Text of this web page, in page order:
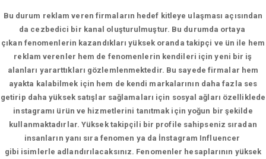
Bu durum reklam veren firmaların hedef kitleye ulaşması açısından
da cezbedici bir kanal oluşturulmuştur. Bu durumda ortaya
çıkan fenomenlerin kazandıkları yüksek oranda takipçi ve ün ile hem
reklam verenler hem de fenomenlerin kendileri için yeni bir iş
alanları yararttıkları gözlemlenmektedir. Bu sayede firmalar hem
ayakta kalabilmek için hem de kendi markalarının daha fazla ses
getirip daha yüksek satışlar sağlamaları için sosyal ağları özelliklede
instagramı ürün ve hizmetlerini tanıtmak için yoğun bir şekilde
kullanmaktadırlar. Yüksek takipçili bir profile sahipseniz sıradan
insanların yanı sıra fenomen ya da İnstagram Influencer
gibi isimlerle adlandırılacaksınız. Fenomenler hesaplarının yüksek